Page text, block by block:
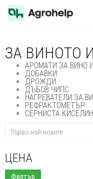
ЗА ВИНОТО
АРОМАТИ ЗА ВИНО
ДОБАВКИ
ДРОЖДИ
ДЪБОВ ЧИПС
НАГРЕВАТЕЛИ ЗА
РЕФРАКТОМЕТЪР
СЕРНИСТА
Първо най-новите
ЦЕНА
Минимална
Максимална
Филтър